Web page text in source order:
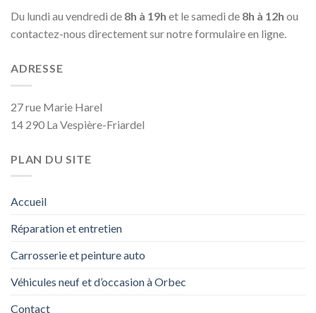
Du lundi au vendredi de 8h à 19h et le samedi de 8h à 12h ou
contactez-nous directement sur notre formulaire en ligne.
ADRESSE
27 rue Marie Harel
14 290 La Vespière-Friardel
PLAN DU SITE
Accueil
Réparation et entretien
Carrosserie et peinture auto
Véhicules neuf et d’occasion à Orbec
Contact